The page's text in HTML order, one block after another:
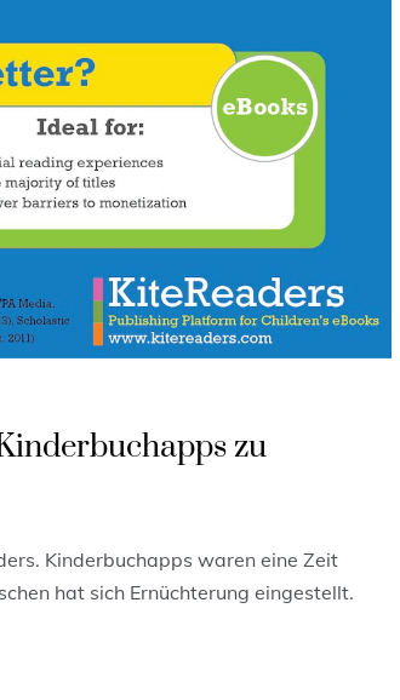
zu
Kinderbuchapps waren eine Zeit
hat sich Ernüchterung eingestellt.